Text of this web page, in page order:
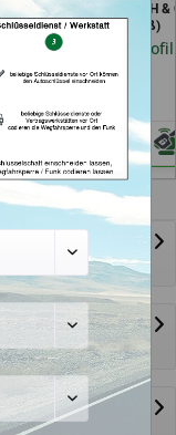
Secura Tec GmbH &
KG (in Floß)
Händlerprofil